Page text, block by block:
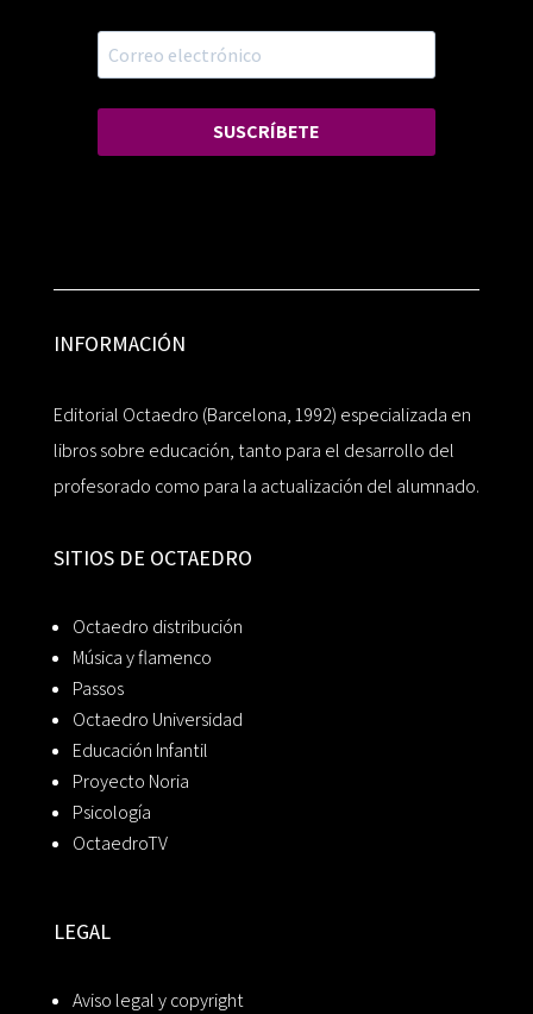
SUSCRÍBETE
INFORMACIÓN
Editorial Octaedro (Barcelona, 1992) especializada en
libros sobre educación, tanto para el desarrollo del
profesorado como para la actualización del alumnado.
SITIOS DE OCTAEDRO
Octaedro distribución
Música y flamenco
Passos
Octaedro Universidad
Educación Infantil
Proyecto Noria
Psicología
OctaedroTV
LEGAL
Aviso legal y copyright